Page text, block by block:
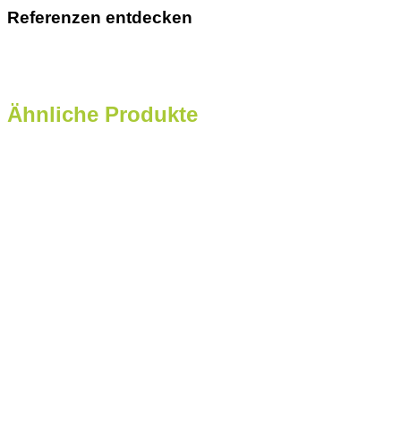
Referenzen entdecken
Ähnliche Produkte